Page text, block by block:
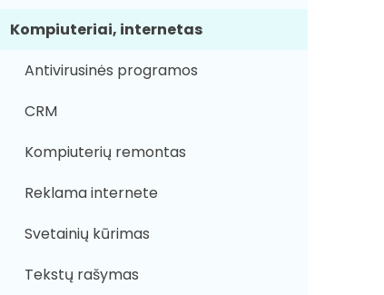
Kompiuteriai, internetas
Antivirusinės programos
CRM
Kompiuterių remontas
Reklama internete
Svetainių kūrimas
Tekstų rašymas